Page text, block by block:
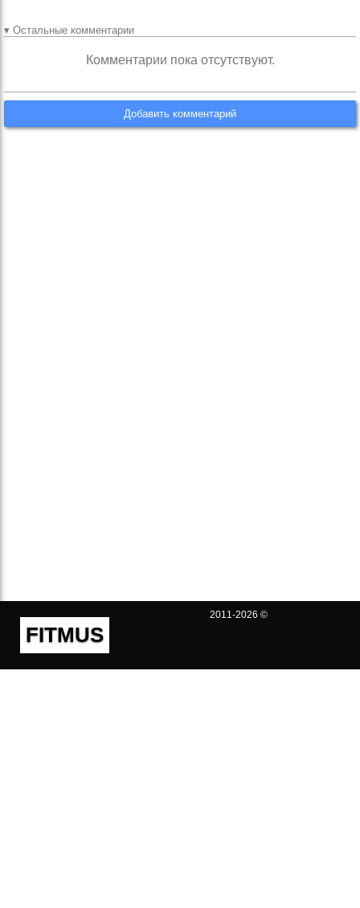
▾ Остальные комментарии
Комментарии пока отсутствуют.
Добавить комментарий
FITMUS
2011-2026 ©